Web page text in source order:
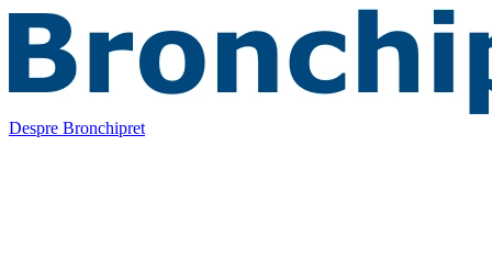
Despre Bronchipret